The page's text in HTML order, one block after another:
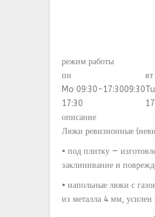
режим работы
пн
вт
Mo 09:30-17:3009:30
17:30
описание
Люки ревизионные
• под плитку —
заклинивание и
• напольные люки с
из металла 4 мм, усилен